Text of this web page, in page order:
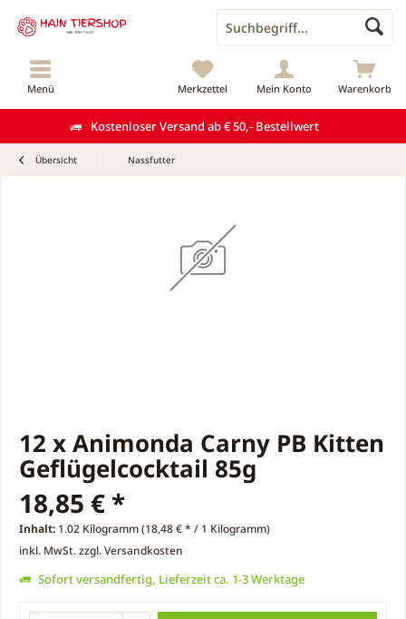
Kostenloser Versand ab € 50,- Bestellwert
Menü Warenkorb
Merkzettel Mein Konto
Übersicht Nassfutter
12 x Animonda Carny PB Kitten
Geflügelcocktail 85g
18,85 € *
Inhalt: 1.02 Kilogramm (18,48 € * / 1 Kilogramm)
inkl. MwSt.zzgl. Versandkosten
Sofort versandfertig, Lieferzeit ca. 1-3 Werktage